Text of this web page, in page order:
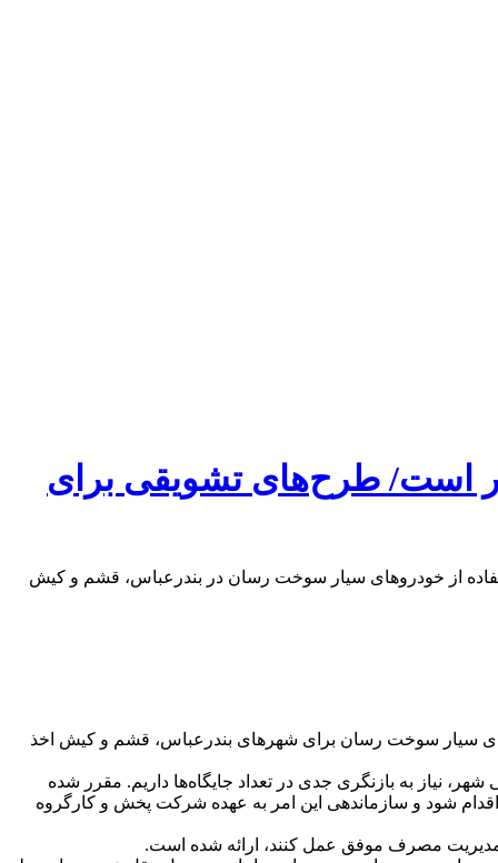
است/ طرح‌های تشویقی برای
از خودروهای سیار سوخت‌ رسان در بندرعباس، قشم و کیش
سیار سوخت‌ رسان برای شهرهای بندرعباس، قشم و کیش اخذ
نیاز به بازنگری جدی در تعداد جایگاه‌ها داریم. مقرر شده
شود و سازماندهی این امر به عهده شرکت پخش و کارگروه
مصرف موفق عمل کنند، ارائه شده است.